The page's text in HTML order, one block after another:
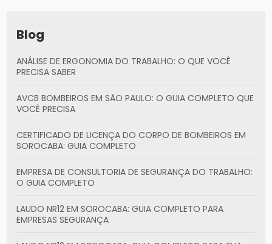
Blog
ANÁLISE DE ERGONOMIA DO TRABALHO: O QUE VOCÊ
PRECISA SABER
AVCB BOMBEIROS EM SÃO PAULO: O GUIA COMPLETO QUE
VOCÊ PRECISA
CERTIFICADO DE LICENÇA DO CORPO DE BOMBEIROS EM
SOROCABA: GUIA COMPLETO
EMPRESA DE CONSULTORIA DE SEGURANÇA DO TRABALHO:
O GUIA COMPLETO
LAUDO NR12 EM SOROCABA: GUIA COMPLETO PARA
EMPRESAS SEGURANÇA